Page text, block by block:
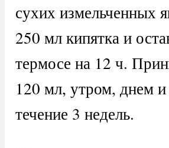
сухих измельченных
250 мл кипятка и
термосе на 12 ч.
120 мл, утром, днем
течение 3 недель.